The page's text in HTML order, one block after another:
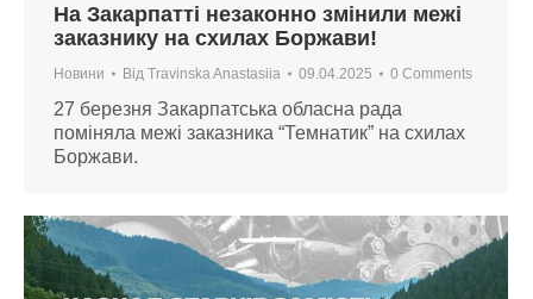
На Закарпатті незаконно змінили межі
заказнику на схилах Боржави!
Новини Від Travinska Anastasiia 09.04.2025 0 Comments
27 березня Закарпатська обласна рада
поміняла межі заказника “Темнатик” на схилах
Боржави.